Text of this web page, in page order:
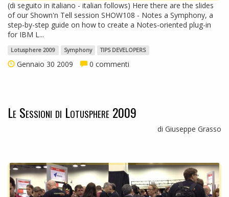
(di seguito in italiano - italian follows) Here there are the slides
of our Shown'n Tell session SHOW108 - Notes a Symphony, a
step-by-step guide on how to create a Notes-oriented plug-in
for IBM L...
Lotusphere 2009 Symphony TIPS DEVELOPERS
Gennaio 30 2009 0 commenti
Le Sessioni di Lotusphere 2009
di Giuseppe Grasso